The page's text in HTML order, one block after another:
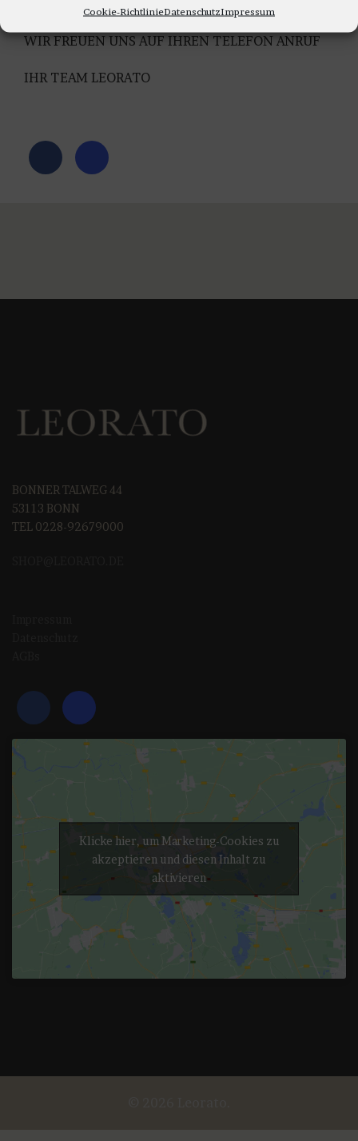
Cookie-RichtlinieDatenschutzImpressum
UNTER TEL: 0228-92679000
WIR FREUEN UNS AUF IHREN TELEFON ANRUF
IHR TEAM LEORATO
BONNER TALWEG 44
53113 BONN
TEL 0228-92679000
Klicke hier, um Marketing-Cookies zu
akzeptieren und diesen Inhalt zu
aktivieren